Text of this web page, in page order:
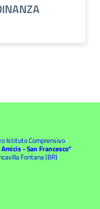
Istituto Comprensivo
Amicis - San Francesco"
Fontana (BR)